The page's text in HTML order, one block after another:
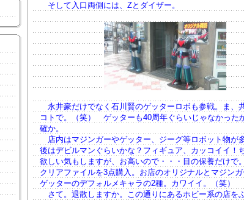
そして入口両側には、Zとダイザー。
永井豪だけでなく石川賢のゲッターロボも参戦。ま、
コトで。（笑） ゲッターも40周年ぐらいじゃなかった
確か。
店内はマジンガーやゲッター、ジーグ等ロボット物が
後はデビルマンぐらいかな？フィギュア、カッコイイ！
欲しい気もしますが、お高いので・・・目の保養だけで
クリアファイルを3点購入。お店のオリジナルとマジン
ゲッターのデフォルメキャラの2種。カワイイ。（笑）
さて。退散しますか。この通りにあるホビー系の店を